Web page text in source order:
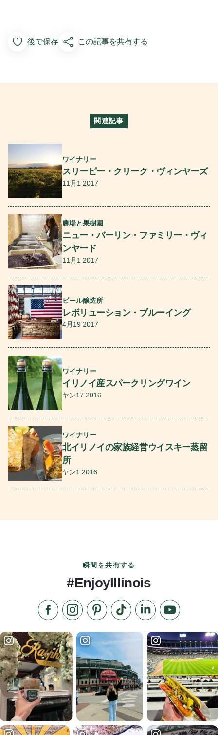
Add to Favorites
後で保存 この記事を共有する
関連記事
ワイナリー
スリーピー・クリーク・ヴィンヤーズ
11月1 2017
農場と果樹園
ニュー・バーリン・ファミリー・ヴィ
ンヤード
11月1 2017
ビール醸造所
レボリューション・ブルーイング
4月19 2017
ワイナリー
イリノイ産スパークリングワイン
ヤン17 2016
ワイナリー
北イリノイの家族経営ウイスキー蒸留
所
ヤン1 2016
瞬間を共有する
#EnjoyIllinois
フェイスブックでいいね
インスタグラムをフォローする
ピンタレストTikTokでフォローする
LinkedInでフォロー
YouTubeで